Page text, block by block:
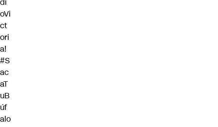
di
oVi
ct
ori
a!
#S
ac
aT
uB
úf
alo